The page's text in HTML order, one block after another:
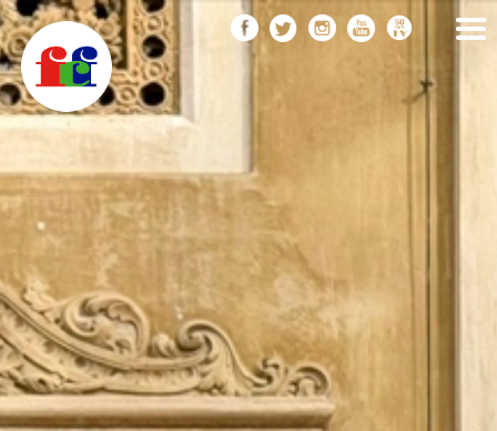
Vés
al
contingut
FEDERACIÓ CATALANA
DE FOTOGRAFIA
F
C
F